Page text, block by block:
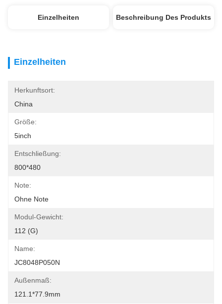
Einzelheiten Beschreibung Des Produkts
Einzelheiten
Herkunftsort:
China
Größe:
5inch
Entschließung:
800*480
Note:
Ohne Note
Modul-Gewicht:
112 (g)
Name:
JC8048P050N
Außenmaß:
121.1*77.9mm